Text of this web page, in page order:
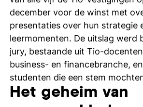
december voor de winst met
presentaties over hun strategie
leermomenten. De uitslag werd
jury, bestaande uit Tio-
business- en financebranche,
studenten die een stem
Het geheim van